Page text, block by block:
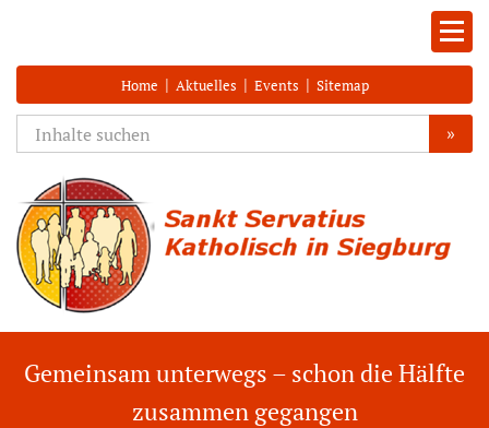
Home | Aktuelles | Events | Sitemap
»
Gemeinsam unterwegs – schon die Hälfte
zusammen gegangen